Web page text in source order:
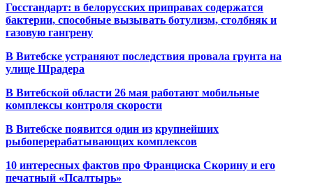
Госстандарт: в белорусских приправах содержатся
бактерии, способные вызывать ботулизм, столбняк и
газовую гангрену
В Витебске устраняют последствия провала грунта на
улице Шрадера
В Витебской области 26 мая работают мобильные
комплексы контроля скорости
В Витебске появится один из крупнейших
рыбоперерабатывающих комплексов
10 интересных фактов про Франциска Скорину и его
печатный «Псалтырь»